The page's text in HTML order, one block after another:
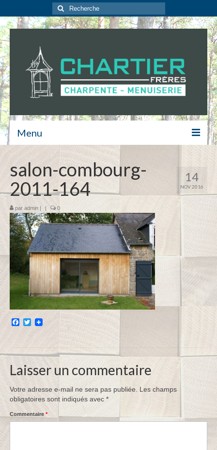
Rechercher
:
Menu
Contact
Isolation
Escalier
menuiserie Intérieure
Menuiserie Extérieure
Charpente Agricole
Charpente Traditionnelle
lieu d’intervention
Mentions légales
Chartier Frères : Durablement,
pour vous !
14
NOV 2016
salon-combourg-
2011-164
par admin | | 0
Facebook
Twitter
Laisser un commentaire
Votre adresse e-mail ne sera pas publiée. Les champs
obligatoires sont indiqués avec *
Commentaire *